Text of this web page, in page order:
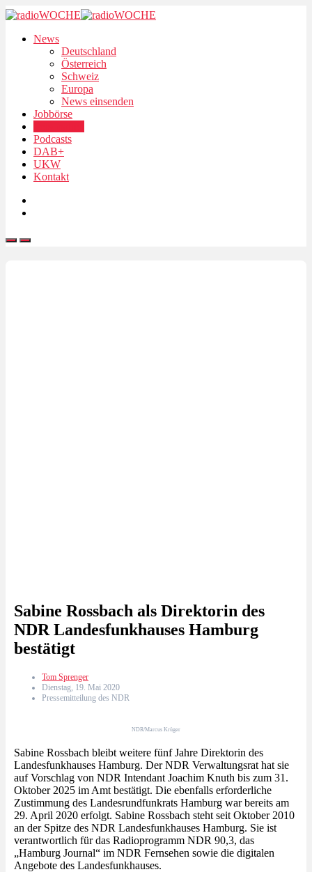
News
Deutschland
Österreich
Schweiz
Europa
News einsenden
Jobbörse
Podcasts
DAB+
UKW
Kontakt
Sabine Rossbach als Direktorin des
NDR Landesfunkhauses Hamburg
bestätigt
Tom Sprenger
Dienstag, 19. Mai 2020
Pressemitteilung des NDR
NDR/Marcus Krüger
Sabine Rossbach bleibt weitere fünf Jahre Direktorin des
Landesfunkhauses Hamburg. Der NDR Verwaltungsrat hat sie
auf Vorschlag von NDR Intendant Joachim Knuth bis zum 31.
Oktober 2025 im Amt bestätigt. Die ebenfalls erforderliche
Zustimmung des Landesrundfunkrats Hamburg war bereits am
29. April 2020 erfolgt. Sabine Rossbach steht seit Oktober 2010
an der Spitze des NDR Landesfunkhauses Hamburg. Sie ist
verantwortlich für das Radioprogramm NDR 90,3, das
„Hamburg Journal“ im NDR Fernsehen sowie die digitalen
Angebote des Landesfunkhauses.